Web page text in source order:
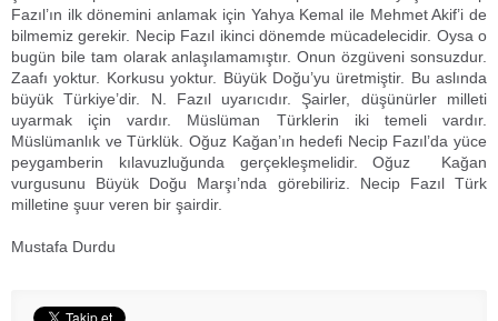
Fazıl’ın ilk dönemini anlamak için Yahya Kemal ile Mehmet Akif’i de
bilmemiz gerekir. Necip Fazıl ikinci dönemde mücadelecidir. Oysa o
bugün bile tam olarak anlaşılamamıştır. Onun özgüveni sonsuzdur.
Zaafı yoktur. Korkusu yoktur. Büyük Doğu’yu üretmiştir. Bu aslında
büyük Türkiye’dir. N. Fazıl uyarıcıdır. Şairler, düşünürler milleti
uyarmak için vardır. Müslüman Türklerin iki temeli vardır.
Müslümanlık ve Türklük. Oğuz Kağan’ın hedefi Necip Fazıl’da yüce
peygamberin kılavuzluğunda gerçekleşmelidir. Oğuz Kağan
vurgusunu Büyük Doğu Marşı’nda görebiliriz. Necip Fazıl Türk
milletine şuur veren bir şairdir.
Mustafa Durdu